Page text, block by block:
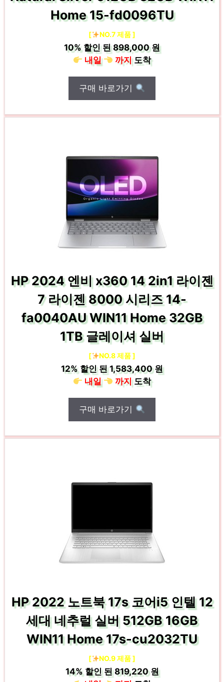
Home 15-fd0096TU
[ NO.7 제품 ]
10%할인 된898,000 원
내일
까지도착
구매 바로가기
HP 2024 엔비 x360 14 2in1 라이젠
7 라이젠 8000 시리즈 14-
fa0040AU WIN11 Home 32GB
1TB 글레이셔 실버
[ NO.8 제품 ]
12%할인 된1,583,400 원
내일
까지도착
구매 바로가기
HP 2022 노트북 17s 코어i5 인텔 12
세대 네추럴 실버 512GB 16GB
WIN11 Home 17s-cu2032TU
[ NO.9 제품 ]
14%할인 된819,220 원